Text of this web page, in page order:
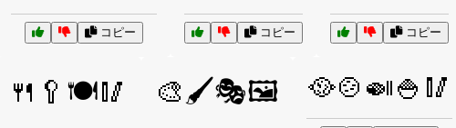
コピー コピー コピー
🍴🥄🍽️🥢 🎨🖌️🎭🖼️ 🥘🍲🍛🍚🥢